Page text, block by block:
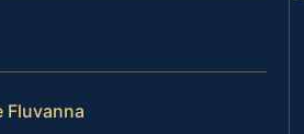
Fluvanna